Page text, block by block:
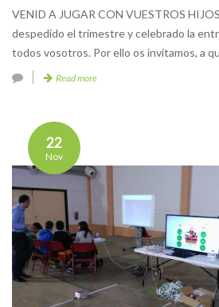
VENID A JUGAR CON VUESTROS
despedido el trimestre y celebrado la
todos vosotros. Por ello os invitamos, a
Read more
22
Nov